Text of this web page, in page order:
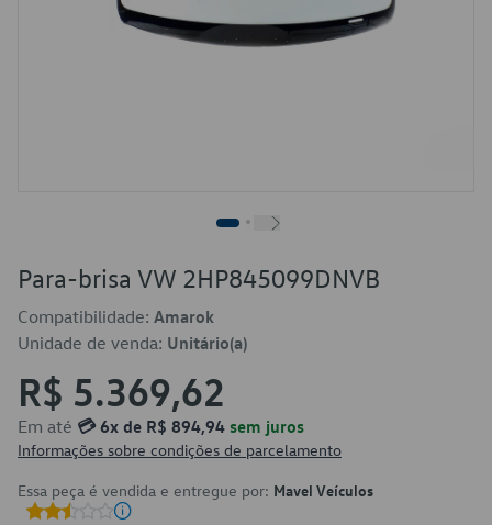
Para-brisa VW 2HP845099DNVB
Compatibilidade: Amarok
Unidade de venda: Unitário(a)
R$ 5.369,62
Em até 💳 6x de R$ 894,94 sem juros
Informações sobre condições de parcelamento
Essa peça é vendida e entregue por: Mavel Veículos